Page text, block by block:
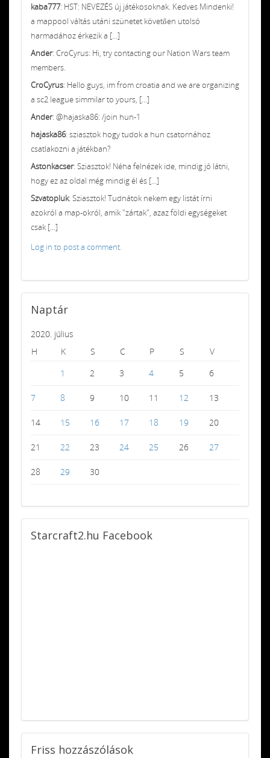
kaba777: HST: NEVEZÉS új játékosoknak. Kedves Mindenki!
a mappool váltás utáni szünetet követően utolsó
harmadához érkezik a [...]
Ander: CroCyrus: Hi, try contacting our Nation Wars team
members.
CroCyrus: Hello guys, im from croatia and we are organizing
a sc2 league simmilar to yours, [...]
Ander: @hajaska86: /join hun-1
hajaska86: sziasztok hogy tudok a hun csatornához
csatlakozni a játékban?
Astonkacser: Sziasztok! Néha felnézek ide, mindig jó látni,
hogy ez az oldal még mindig él és [...]
Szvatopluk: Sziasztok! Tudnátok nekem egy listát írni
azokról a map-okról, amik "zártak", azaz földi egységeket
csak [...]
Log in to post a comment.
Naptár
2020. július
H
K S C P S
V
1
2 3 4 5 6
7 8 9 10 11 12 13
14 15 16 17 18 19 20
21 22 23 24 25 26 27
28 29 30
Starcraft2.hu Facebook
Friss hozzászólások